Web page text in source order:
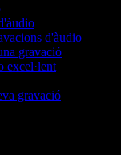
d'àudio
gravació
excel·lent
gravació